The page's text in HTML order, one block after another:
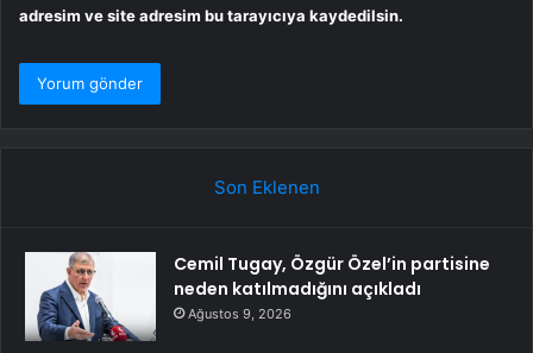
adresim ve site adresim bu tarayıcıya kaydedilsin.
Son Eklenen
Cemil Tugay, Özgür Özel’in partisine
neden katılmadığını açıkladı
Ağustos 9, 2026